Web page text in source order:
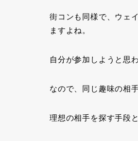
街コンも同様で、ウェ
ますよね。
自分が参加しようと思
なので、同じ趣味の相
理想の相手を探す手段